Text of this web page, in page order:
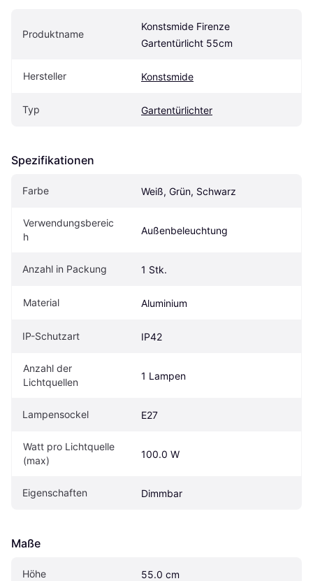
Produktname
Konstsmide Firenze
Gartentürlicht 55cm
Hersteller Konstsmide
Typ Gartentürlichter
Spezifikationen
Farbe Weiß, Grün, Schwarz
Verwendungsbereic
h
Außenbeleuchtung
Anzahl in Packung 1 Stk.
Material Aluminium
IP-Schutzart IP42
Anzahl der
Lichtquellen
1 Lampen
Lampensockel E27
Watt pro Lichtquelle
(max)
100.0 W
Eigenschaften Dimmbar
Maße
Höhe 55.0 cm